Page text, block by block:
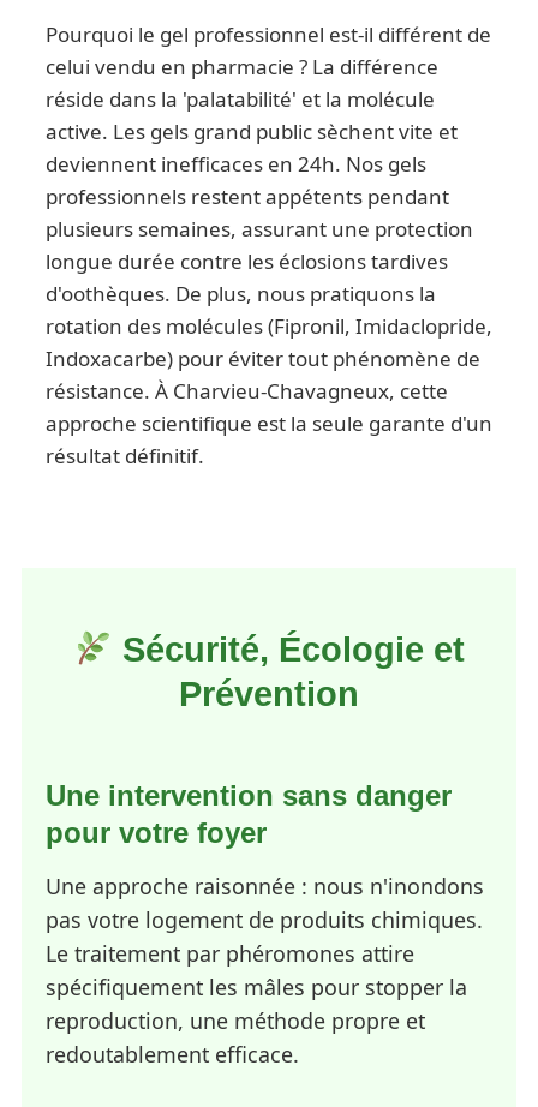
Pourquoi le gel professionnel est-il différent de
celui vendu en pharmacie ? La différence
réside dans la 'palatabilité' et la molécule
active. Les gels grand public sèchent vite et
deviennent inefficaces en 24h. Nos gels
professionnels restent appétents pendant
plusieurs semaines, assurant une protection
longue durée contre les éclosions tardives
d'oothèques. De plus, nous pratiquons la
rotation des molécules (Fipronil, Imidaclopride,
Indoxacarbe) pour éviter tout phénomène de
résistance. À Charvieu-Chavagneux, cette
approche scientifique est la seule garante d'un
résultat définitif.
Sécurité, Écologie et
Prévention
Une intervention sans danger
pour votre foyer
Une approche raisonnée : nous n'inondons
pas votre logement de produits chimiques.
Le traitement par phéromones attire
spécifiquement les mâles pour stopper la
reproduction, une méthode propre et
redoutablement efficace.